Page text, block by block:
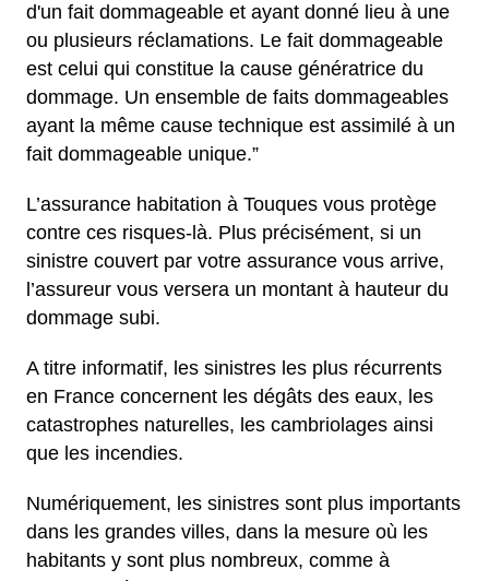
d'un fait dommageable et ayant donné lieu à une
ou plusieurs réclamations. Le fait dommageable
est celui qui constitue la cause génératrice du
dommage. Un ensemble de faits dommageables
ayant la même cause technique est assimilé à un
fait dommageable unique.”
L’assurance habitation à Touques vous protège
contre ces risques-là. Plus précisément, si un
sinistre couvert par votre assurance vous arrive,
l’assureur vous versera un montant à hauteur du
dommage subi.
A titre informatif, les sinistres les plus récurrents
en France concernent les dégâts des eaux, les
catastrophes naturelles, les cambriolages ainsi
que les incendies.
Numériquement, les sinistres sont plus importants
dans les grandes villes, dans la mesure où les
habitants y sont plus nombreux, comme à